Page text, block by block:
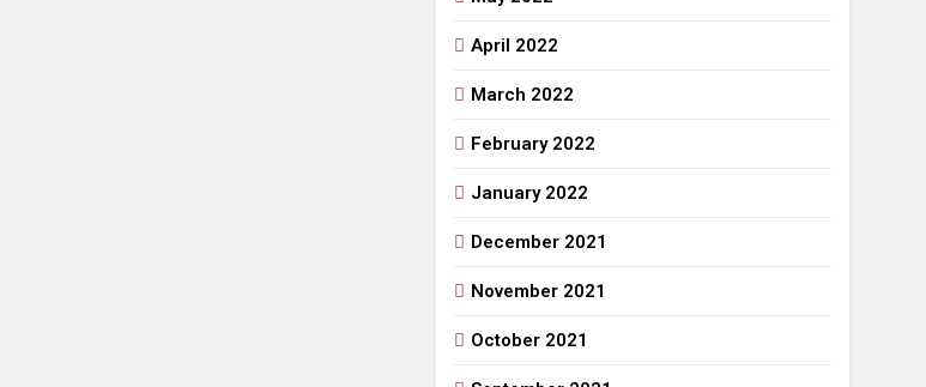
April 2022
March 2022
February 2022
January 2022
December 2021
November 2021
October 2021